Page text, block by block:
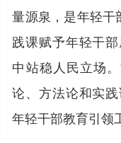
量源泉，是年轻干
践课赋予年轻干
中站稳人民立场
论、方法论和实
年轻干部教育引领